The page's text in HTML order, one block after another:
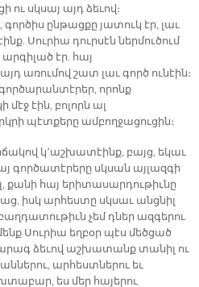
ու սկսայ այդ ձեւով։
ընթացքը յատուկ էր, լաւ
Սուրիա դուրսէն ներմուծում
էր. հայ
առումով շատ լաւ գործ ունէին։
որոնք
էին, բոլորն ալ
պէտքերը ամբողջացուցին։
կ՚աշխատէինք, բայց, եկաւ
գործատէրերը սկսան այլազգի
քանի հայ երիտասարդութիւնը
իսկ արհեստը սկսաւ անցնիլ
չեմ դներ ազգերու
Սուրիա եղբօր պէս մեծցած
արագ ձեւով աշխատանք տանիլ ու
արհեստներու եւ
ես մեր հայերու